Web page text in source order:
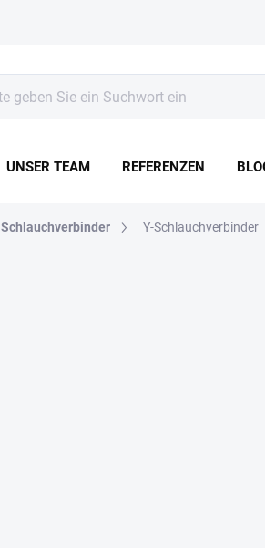
UNSER TEAM REFERENZEN
Schlauchverbinder Y-Schlauchverbinder